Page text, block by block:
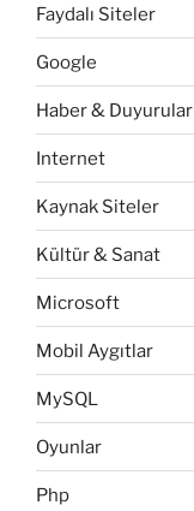
Faydalı Siteler
Google
Haber & Duyurular
Internet
Kaynak Siteler
Kültür & Sanat
Microsoft
Mobil Aygıtlar
MySQL
Oyunlar
Php